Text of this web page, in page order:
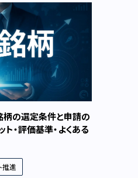
柄の選定条件と申請の
・評価基準・よくある
推進